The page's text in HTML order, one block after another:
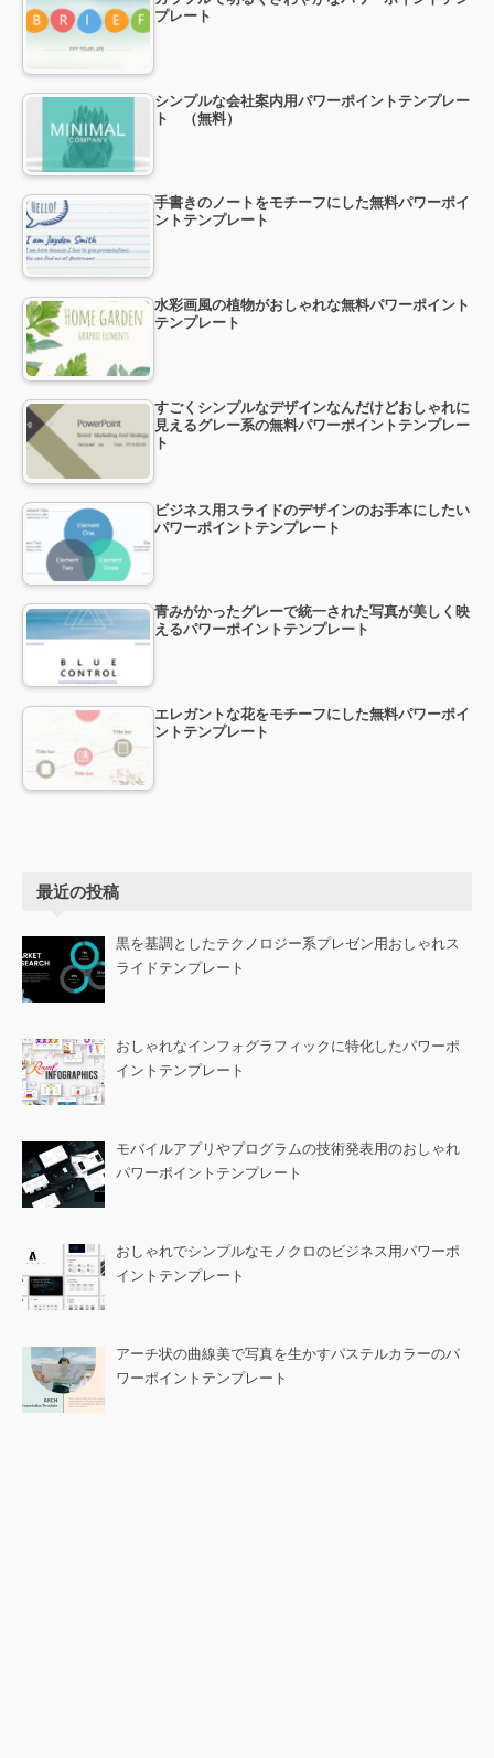
プレート
シンプルな会社案内用パワーポイントテンプレー
ト （無料）
手書きのノートをモチーフにした無料パワーポイ
ントテンプレート
水彩画風の植物がおしゃれな無料パワーポイント
テンプレート
すごくシンプルなデザインなんだけどおしゃれに
見えるグレー系の無料パワーポイントテンプレー
ト
ビジネス用スライドのデザインのお手本にしたい
パワーポイントテンプレート
青みがかったグレーで統一された写真が美しく映
えるパワーポイントテンプレート
エレガントな花をモチーフにした無料パワーポイ
ントテンプレート
最近の投稿
黒を基調としたテクノロジー系プレゼン用おしゃれス
ライドテンプレート
おしゃれなインフォグラフィックに特化したパワーポ
イントテンプレート
モバイルアプリやプログラムの技術発表用のおしゃれ
パワーポイントテンプレート
おしゃれでシンプルなモノクロのビジネス用パワーポ
イントテンプレート
アーチ状の曲線美で写真を生かすパステルカラーのパ
ワーポイントテンプレート